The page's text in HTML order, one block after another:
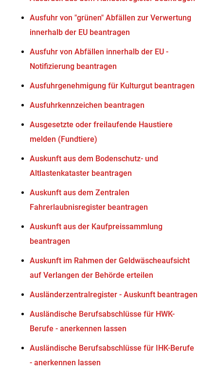
Ausfuhr von "grünen" Abfällen zur Verwertung
innerhalb der EU beantragen
Ausfuhr von Abfällen innerhalb der EU -
Notifizierung beantragen
Ausfuhrgenehmigung für Kulturgut beantragen
Ausfuhrkennzeichen beantragen
Ausgesetzte oder freilaufende Haustiere
melden (Fundtiere)
Auskunft aus dem Bodenschutz- und
Altlastenkataster beantragen
Auskunft aus dem Zentralen
Fahrerlaubnisregister beantragen
Auskunft aus der Kaufpreissammlung
beantragen
Auskunft im Rahmen der Geldwäscheaufsicht
auf Verlangen der Behörde erteilen
Ausländerzentralregister - Auskunft beantragen
Ausländische Berufsabschlüsse für HWK-
Berufe - anerkennen lassen
Ausländische Berufsabschlüsse für IHK-Berufe
- anerkennen lassen